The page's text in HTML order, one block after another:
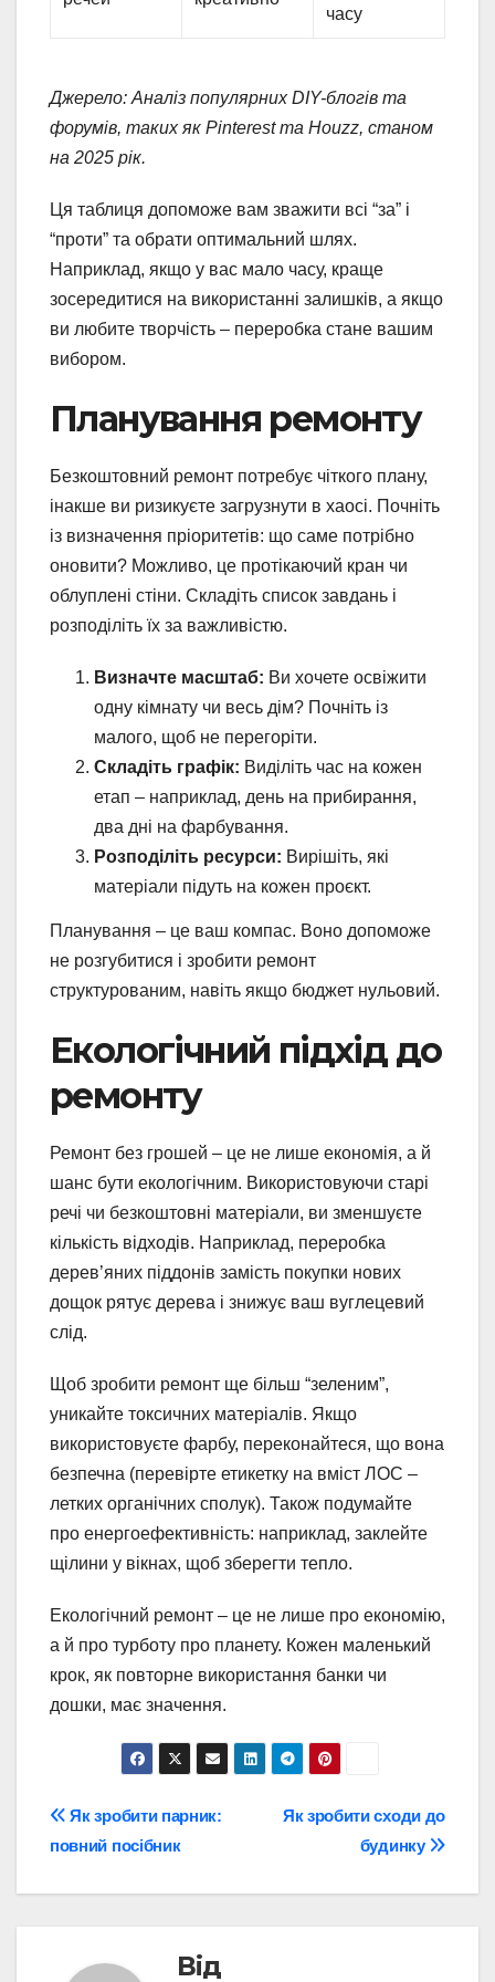
часу
Джерело: Аналіз популярних DIY-блогів та
форумів, таких як Pinterest та Houzz, станом
на 2025 рік.
Ця таблиця допоможе вам зважити всі “за” і
“проти” та обрати оптимальний шлях.
Наприклад, якщо у вас мало часу, краще
зосередитися на використанні залишків, а якщо
ви любите творчість – переробка стане вашим
вибором.
Планування ремонту
Безкоштовний ремонт потребує чіткого плану,
інакше ви ризикуєте загрузнути в хаосі. Почніть
із визначення пріоритетів: що саме потрібно
оновити? Можливо, це протікаючий кран чи
облуплені стіни. Складіть список завдань і
розподіліть їх за важливістю.
Визначте масштаб: Ви хочете освіжити
одну кімнату чи весь дім? Почніть із
малого, щоб не перегоріти.
Складіть графік: Виділіть час на кожен
етап – наприклад, день на прибирання,
два дні на фарбування.
Розподіліть ресурси: Вирішіть, які
матеріали підуть на кожен проєкт.
Планування – це ваш компас. Воно допоможе
не розгубитися і зробити ремонт
структурованим, навіть якщо бюджет нульовий.
Екологічний підхід до
ремонту
Ремонт без грошей – це не лише економія, а й
шанс бути екологічним. Використовуючи старі
речі чи безкоштовні матеріали, ви зменшуєте
кількість відходів. Наприклад, переробка
дерев’яних піддонів замість покупки нових
дощок рятує дерева і знижує ваш вуглецевий
слід.
Щоб зробити ремонт ще більш “зеленим”,
уникайте токсичних матеріалів. Якщо
використовуєте фарбу, переконайтеся, що вона
безпечна (перевірте етикетку на вміст ЛОС –
летких органічних сполук). Також подумайте
про енергоефективність: наприклад, заклейте
щілини у вікнах, щоб зберегти тепло.
Екологічний ремонт – це не лише про економію,
а й про турботу про планету. Кожен маленький
крок, як повторне використання банки чи
дошки, має значення.
Навігація
Як зробити сходи до
будинку
Як зробити парник:
повний посібник
Від